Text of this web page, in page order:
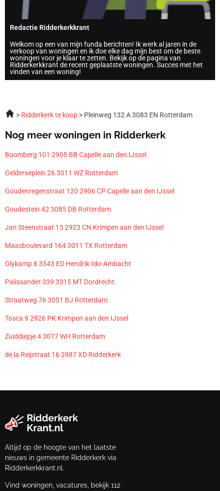
Redactie Ridderkerkkrant
Welkom op een van mijn funda berichten! Ik werk al jaren in de
verkoop van woningen en ik doe elke dag mijn best om de beste
woningen voor je klaar te zetten. Bekijk op de pagina van
Ridderkerkkrant de recent geplaatste woningen. Succes met het
vinden van een woning!
Ridderkerk te koop Pleinweg 132 A 3083 EN Rotterdam
Nog meer woningen in Ridderkerk
Boomberg 101 2905 BB Capelle aan den IJssel
Gelderseplein 26 3011 WZ Rotterdam
Goudenregenstraat 120 2906 CP Capelle aan den IJssel
Goudestein 42 3085 DB Rotterdam
Jan Steenstraat 15 2923 CN Krimpen aan den IJssel
Maasboulevard 164 3011 TX Rotterdam
Olykamp 8 3343 ED Hendrik-Ido-Ambacht
Palissander 339 3315 MT Dordrecht
Straatweg 76 3051 BJ Rotterdam
Tosca 9 2926 PK Krimpen aan den IJssel
Zuiddiepje 4 3077 WH Rotterdam
de la Reijstraat 16 2987 XD Ridderkerk
Altijd op de hoogte van het laatste
nieuws in gemeente Ridderkerk via
Ridderkerkkrant.nl.
Vind woningen, vacatures, bekijk 112